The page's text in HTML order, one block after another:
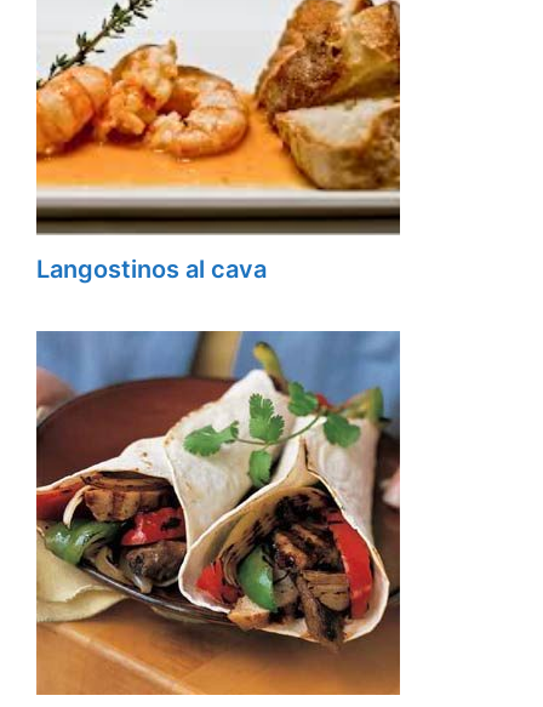
Langostinos al cava